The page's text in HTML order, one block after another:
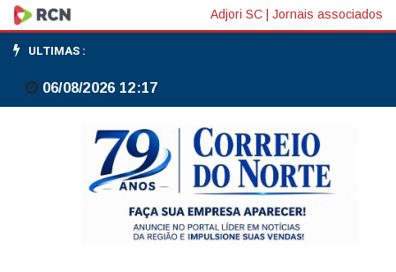
A
boa
literatura
contém
fragrâncias,
Adjori SC Jornais associados
ULTIMAS :
06/08/2026 12:17